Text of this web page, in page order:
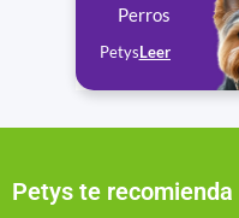
Perros
PetysLeer
Petys te recomienda